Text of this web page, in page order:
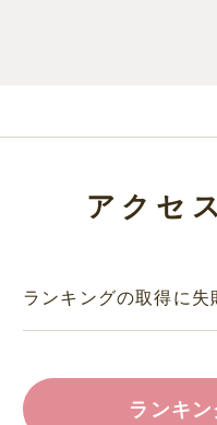
アクセ
ランキングの取得に失
ランキ